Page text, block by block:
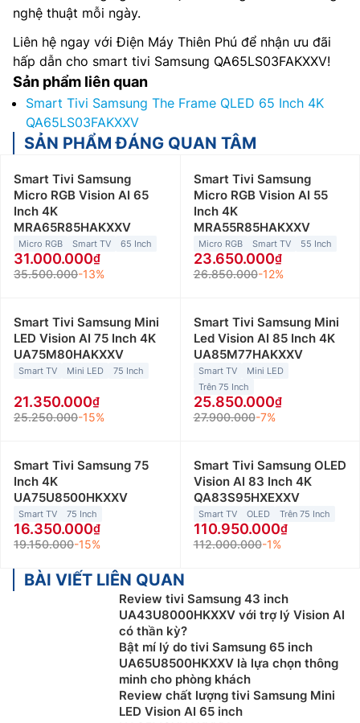
nghệ thuật mỗi ngày.
Liên hệ ngay với Điện Máy Thiên Phú để nhận ưu đãi
hấp dẫn cho smart tivi Samsung QA65LS03FAKXXV!
Sản phẩm liên quan
Smart Tivi Samsung The Frame QLED 65 Inch 4K
QA65LS03FAKXXV
SẢN PHẨM ĐÁNG QUAN TÂM
Smart Tivi Samsung
Micro RGB Vision AI 65
Inch 4K
MRA65R85HAKXXV
Micro RGB Smart TV 65 Inch
31.000.000
35.500.000-13%
Smart Tivi Samsung
Micro RGB Vision AI 55
Inch 4K
MRA55R85HAKXXV
Micro RGB Smart TV 55 Inch
23.650.000
26.850.000-12%
Smart Tivi Samsung Mini
LED Vision AI 75 Inch 4K
UA75M80HAKXXV
Smart TV Mini LED 75 Inch
21.350.000
25.250.000-15%
Smart Tivi Samsung Mini
Led Vision AI 85 Inch 4K
UA85M77HAKXXV
Smart TV
Mini LED
Trên 75 Inch
25.850.000
27.900.000-7%
Smart Tivi Samsung 75
Inch 4K
UA75U8500HKXXV
Smart TV 75 Inch
16.350.000
19.150.000-15%
Smart Tivi Samsung OLED
Vision AI 83 Inch 4K
QA83S95HXEXXV
Smart TV OLED Trên 75 Inch
110.950.000
112.000.000-1%
BÀI VIẾT LIÊN QUAN
Review tivi Samsung 43 inch
UA43U8000HKXXV với trợ lý Vision AI
có thần kỳ?
Bật mí lý do tivi Samsung 65 inch
UA65U8500HKXXV là lựa chọn thông
minh cho phòng khách
Review chất lượng tivi Samsung Mini
LED Vision AI 65 inch